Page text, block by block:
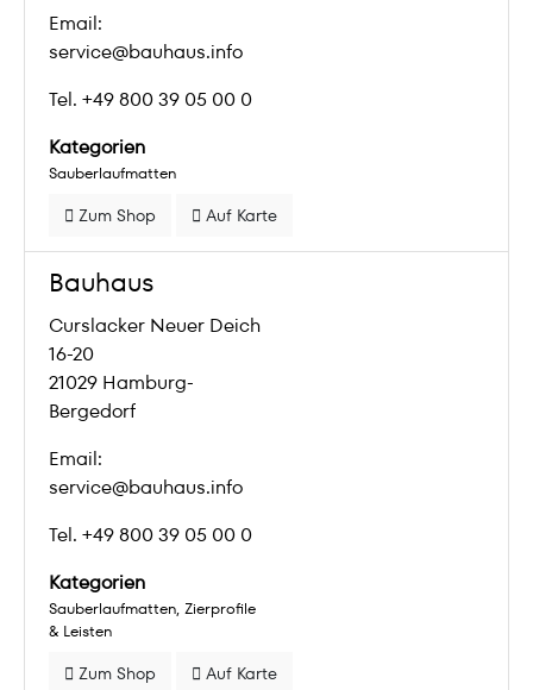
Email:
service@bauhaus.info
Tel. +49 800 39 05 00 0
Kategorien
Sauberlaufmatten
Zum Shop Auf Karte
Bauhaus
Curslacker Neuer Deich
16-20
21029 Hamburg-
Bergedorf
Email:
service@bauhaus.info
Tel. +49 800 39 05 00 0
Kategorien
Sauberlaufmatten Zierprofile
& Leisten
Zum Shop Auf Karte